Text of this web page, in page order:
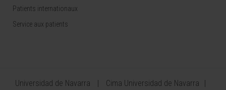
Patients internationaux
Service aux patients
Universidad de Navarra
Cima Universidad de Navarra